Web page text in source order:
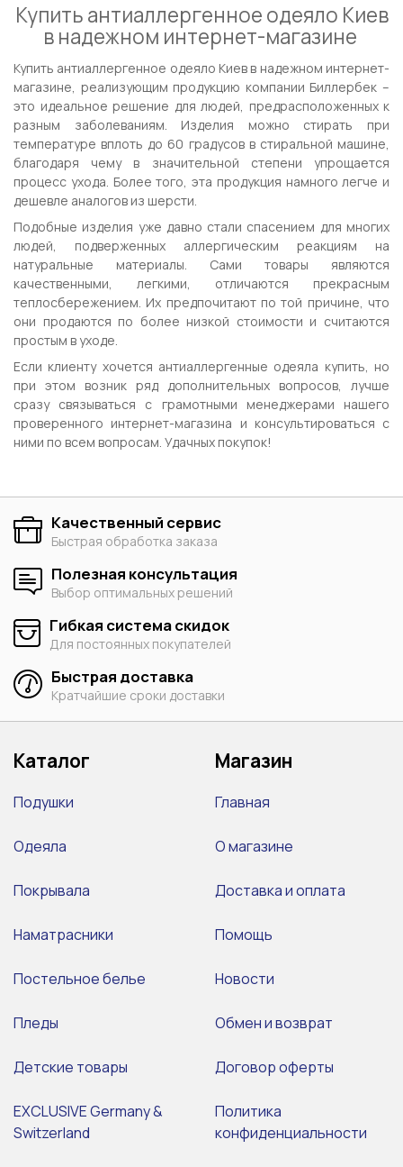
Купить антиаллергенное одеяло Киев
в надежном интернет-магазине
Купить антиаллергенное одеяло Киев в надежном интернет-
магазине, реализующим продукцию компании Биллербек –
это идеальное решение для людей, предрасположенных к
разным заболеваниям. Изделия можно стирать при
температуре вплоть до 60 градусов в стиральной машине,
благодаря чему в значительной степени упрощается
процесс ухода. Более того, эта продукция намного легче и
дешевле аналогов из шерсти.
Подобные изделия уже давно стали спасением для многих
людей, подверженных аллергическим реакциям на
натуральные материалы. Сами товары являются
качественными, легкими, отличаются прекрасным
теплосбережением. Их предпочитают по той причине, что
они продаются по более низкой стоимости и считаются
простым в уходе.
Если клиенту хочется антиаллергенные одеяла купить, но
при этом возник ряд дополнительных вопросов, лучше
сразу связываться с грамотными менеджерами нашего
проверенного интернет-магазина и консультироваться с
ними по всем вопросам. Удачных покупок!
Качественный сервис
Быстрая обработка заказа
Полезная консультация
Выбор оптимальных решений
Гибкая система скидок
Для постоянных покупателей
Быстрая доставка
Кратчайшие сроки доставки
Каталог
Подушки
Одеяла
Покрывала
Наматрасники
Постельное белье
Пледы
Детские товары
EXCLUSIVE Germany &
Switzerland
Магазин
Главная
О магазине
Доставка и оплата
Помощь
Новости
Обмен и возврат
Договор оферты
Политика
конфиденциальности